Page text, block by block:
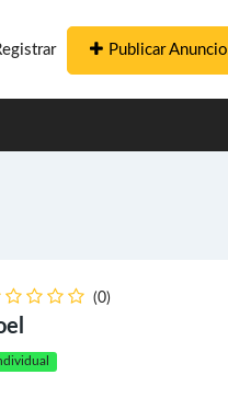
Publicar Anuncio
(0)